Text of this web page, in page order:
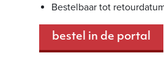
Bestelbaar tot
bestel in de portal